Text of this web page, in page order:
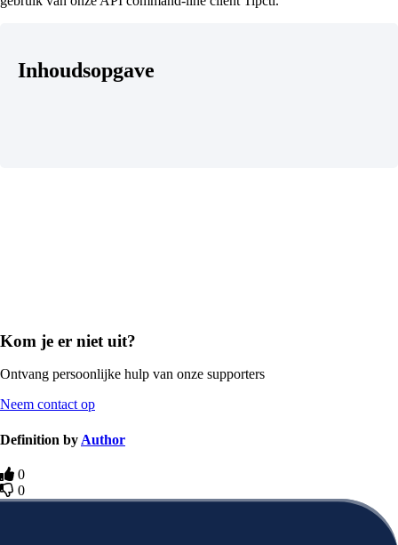
Inhoudsopgave
Kom je er niet uit?
Ontvang persoonlijke hulp van onze supporters
Neem contact op
Definition by Author
0
0